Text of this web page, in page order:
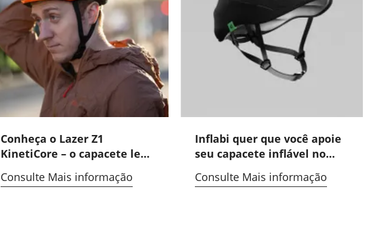
Conheça o Lazer Z1
KinetiCore – o capacete leve
dias escaldantes na estrada.
Consulte Mais informação
Inflabi quer que você apoie
seu capacete inflável no
Consulte Mais informação